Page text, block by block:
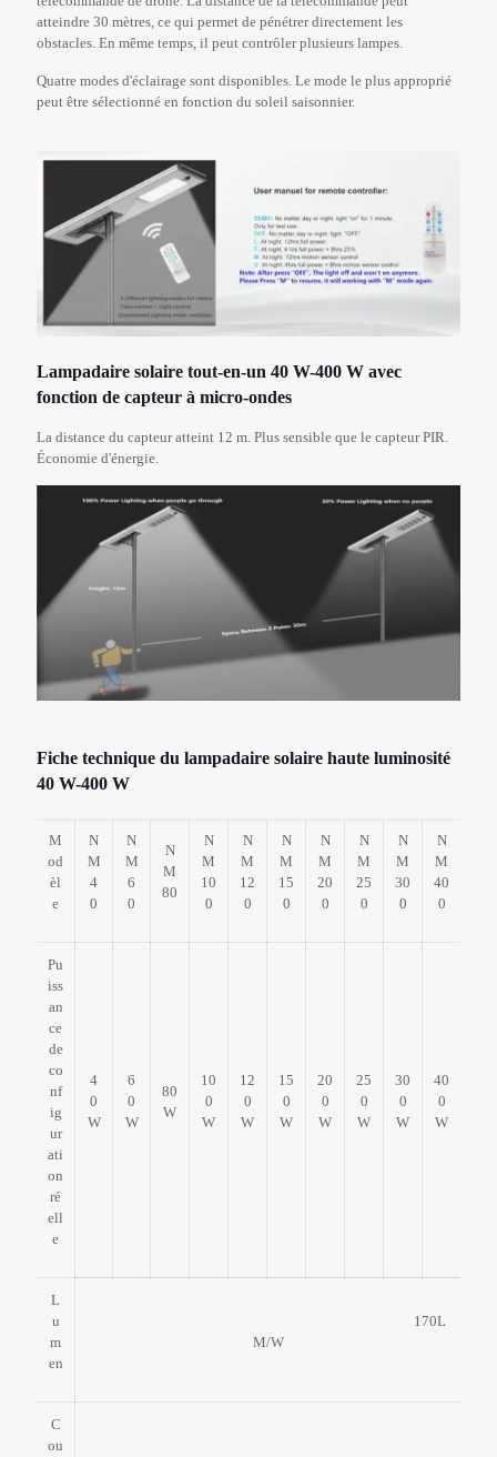
atteindre 30 mètres, ce qui permet de pénétrer directement les
obstacles. En même temps, il peut contrôler plusieurs lampes.
Quatre modes d'éclairage sont disponibles. Le mode le plus approprié
peut être sélectionné en fonction du soleil saisonnier.
Lampadaire solaire tout-en-un 40 W-400 W avec
fonction de capteur à micro-ondes
La distance du capteur atteint 12 m. Plus sensible que le capteur PIR.
Économie d'énergie.
Fiche technique du lampadaire solaire haute luminosité
40 W-400 W
M
od
èl
e
N
M
4
0
N
M
6
0
N
M
80
N
M
10
0
N
M
12
0
N
M
15
0
N
M
20
0
N
M
25
0
N
M
30
0
N
M
40
0
Pu
iss
an
ce
de
co
nf
ig
ur
ati
on
ré
ell
e
4
0
W
6
0
W
80
W
10
0
W
12
0
W
15
0
W
20
0
W
25
0
W
30
0
W
40
0
W
L
u
m
en
170L
M/W
C
ou